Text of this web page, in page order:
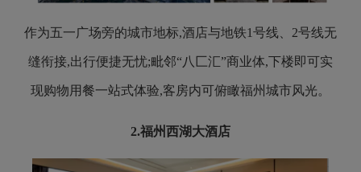
作为五一广场旁的城市地标,酒店与地铁1号线、2号线无
缝衔接,出行便捷无忧;毗邻“八匚汇”商业体,下楼即可实
现购物用餐一站式体验,客房内可俯瞰福州城市风光。
2.福州西湖大酒店